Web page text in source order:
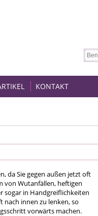
KONTAKT
da Sie gegen außen jetzt oft
von Wutanfällen, heftigen
sogar in Handgreiflichkeiten
nach innen zu lenken, so
vorwärts machen.